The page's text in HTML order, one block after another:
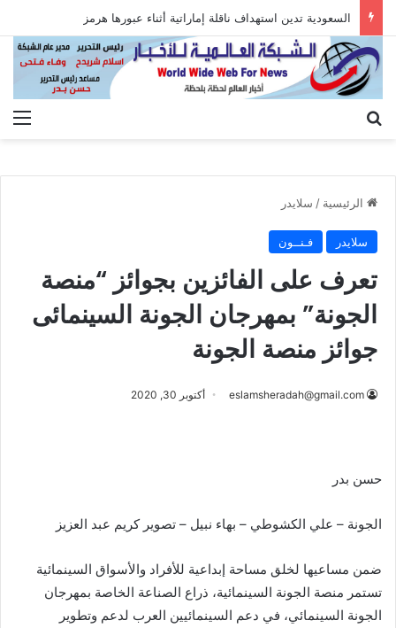
السعودية تدين استهداف ناقلة إماراتية أثناء عبورها هرمز
الرئيسية / سلايدر
سلايدر فـنــون
تعرف على الفائزين بجوائز “منصة
الجونة” بمهرجان الجونة السينمائى
جوائز منصة الجونة
eslamsheradah@gmail.com أكتوبر 30, 2020
حسن بدر
الجونة – علي الكشوطي – بهاء نبيل – تصوير كريم عبد العزيز
ضمن مساعيها لخلق مساحة إبداعية للأفراد والأسواق السينمائية
تستمر منصة الجونة السينمائية، ذراع الصناعة الخاصة بمهرجان
الجونة السينمائي، في دعم السينمائيين العرب لدعم وتطوير